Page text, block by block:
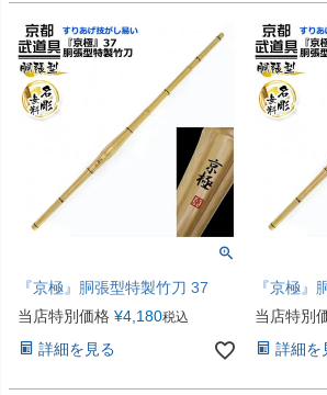
『京極』胴張型特製竹刀 37
当店特別価格 ¥4,180税込
詳細を見る
『京極』
当店特別
詳細を